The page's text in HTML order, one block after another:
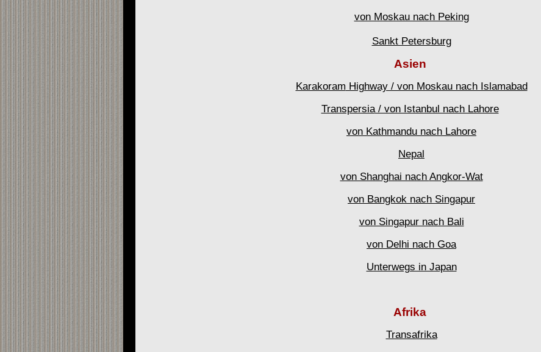
von Moskau nach Peking
Sankt Petersburg
Asien
Karakoram Highway / von Moskau nach Islamabad
Transpersia/ von Istanbul nach Lahore
von Kathmandu nach Lahore
Nepal
von Shanghai nach Angkor-Wat
von Bangkok nach Singapur
von Singapur nach Bali
von Delhi nach Goa
Unterwegs in Japan
Afrika
Transafrika